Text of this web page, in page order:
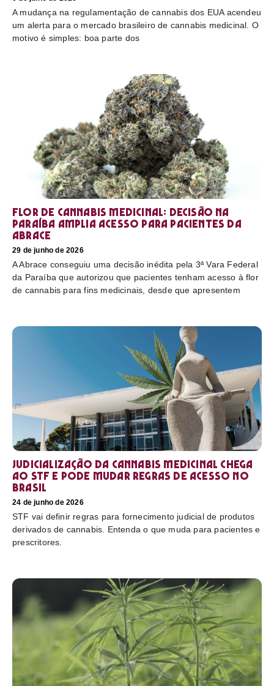
A mudança na regulamentação de cannabis dos EUA acendeu
um alerta para o mercado brasileiro de cannabis medicinal. O
motivo é simples: boa parte dos
Flor de cannabis medicinal: decisão na
Paraíba amplia acesso para pacientes da
Abrace
29 de junho de 2026
A Abrace conseguiu uma decisão inédita pela 3ª Vara Federal
da Paraíba que autorizou que pacientes tenham acesso à flor
de cannabis para fins medicinais, desde que apresentem
Judicialização da cannabis medicinal chega
ao STF e pode mudar regras de acesso no
Brasil
24 de junho de 2026
STF vai definir regras para fornecimento judicial de produtos
derivados de cannabis. Entenda o que muda para pacientes e
prescritores.